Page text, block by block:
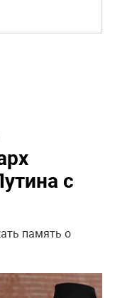
с
память о